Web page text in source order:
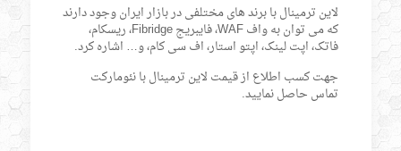
لاین ترمینال با برند های مختلفی در بازار ایران وجود دارند
که می توان به واف WAF، فایبریج Fibridge، ریسکام،
فاتک، اپت لینک، اپتو استار، اف سی کام، و… اشاره کرد.
جهت کسب اطلاع از قیمت لاین ترمینال با نئومارکت
تماس حاصل نمایید.